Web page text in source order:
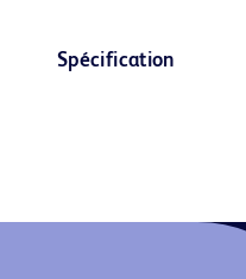
Spécification